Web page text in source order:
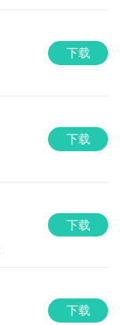
下载
下载
下载
下载